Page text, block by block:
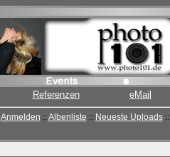
Referenzen eMail
Anmelden ::Albenliste :: Neueste Uploads::